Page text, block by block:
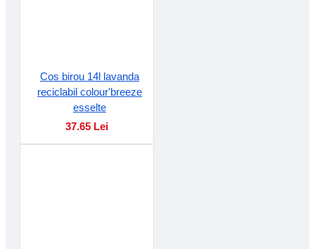
Cos birou 14l lavanda
reciclabil colour'breeze
esselte
37.65 Lei